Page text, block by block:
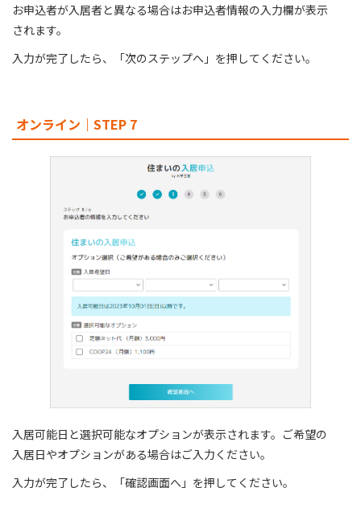
お申込者が入居者と異なる場合はお申込者情報の入力欄が表示
されます。
入力が完了したら、「次のステップへ」を押してください。
オンライン｜STEP 7
入居可能日と選択可能なオプションが表示されます。ご希望の
入居日やオプションがある場合はご入力ください。
入力が完了したら、「確認画面へ」を押してください。